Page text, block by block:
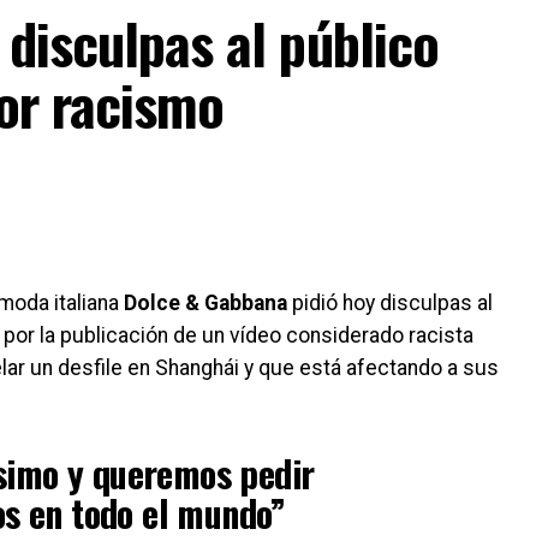
al público
racismo
italiana Dolce & Gabbana pidió hoy disculpas al
la publicación de un vídeo considerado racista
un desfile en Shanghái y que está afectando a sus
y queremos pedir
en todo el mundo”